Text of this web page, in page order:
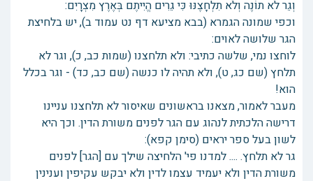
וְגֵר לֹא תוֹנֶה וְלֹא תִלְחָצֶנּוּ כִּי גֵרִים הֱיִיתֶם בְּאֶרֶץ מִצְרָיִם:
וכפי שמונה הגמרא (בבא מציעא דף נט עמוד ב), יש בלחיצת
הגר שלושה לאוים:
לוחצו נמי, שלשה כתיבי: ולא תלחצנו (שמות כב, כ), וגר לא
תלחץ (שם כג, ט), ולא תהיה לו כנשה (שם כב, כד) - וגר בכלל
הוא!
מעבר לאמור, מצאנו בראשונים שאיסור לא תלחצנו עניינו
דרישה הלכתית לנהוג עם הגר לפנים משורת הדין. וכך היא
לשון בעל ספר יראים (סימן קפא):
גר לא תלחץ. .... למדנו פי' הלחיצה שילך עם [הגר] לפנים
משורת הדין ולא יעמיד עצמו לדין ולא יבקש עקיפין וענינין